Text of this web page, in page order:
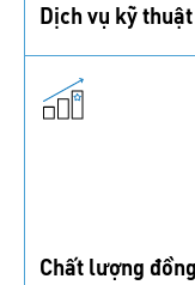
Dịch vụ kỹ
các vấn đề liên
Chất lượng